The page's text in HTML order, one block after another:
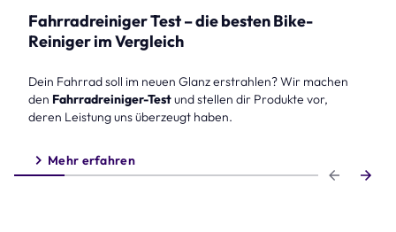
Fahrradreiniger Test – die besten Bike-
Reiniger im Vergleich
Dein Fahrrad soll im neuen Glanz erstrahlen? Wir machen
den Fahrradreiniger-Testund stellen dir Produkte vor,
deren Leistung uns überzeugt haben.
Mehr erfahren